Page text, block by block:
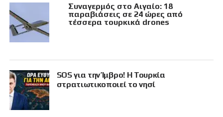
Συναγερμός στο Αιγαίο: 18
παραβιάσεις σε 24 ώρες από
τέσσερα τουρκικά drones
SOS για την Ίμβρο! Η Τουρκία
στρατιωτικοποιεί το νησί